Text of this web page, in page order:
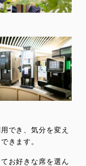
でき、気分を変え
きます。
お好きな席を選ん